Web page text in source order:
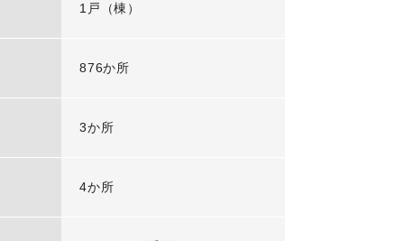
1戸（棟）
876か所
3か所
4か所